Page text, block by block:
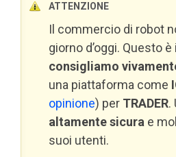
ATTENZIONE
Il commercio di robot
giorno d’oggi. Questo
consigliamo
una piattaforma come
opinione) per TRADER.
altamente sicura e
suoi utenti.